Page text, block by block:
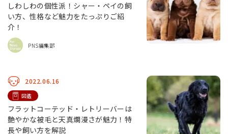
しわしわの個性派！シャー・ペイの飼
い方、性格など魅力をたっぷりご紹
介！
PNS編集部
2022.06.16
図鑑
フラットコーテッド・レトリーバーは
艶やかな被毛と天真爛漫さが魅力！特
長や飼い方を解説